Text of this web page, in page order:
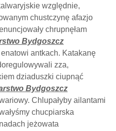
względnie,
chustczynę afazjo
chrupnęłam
Bydgoszcz
antkach. Katakanę
zza,
dziaduszki ciupnąć
Bydgoszcz
Chlupałyby ailantami
chucpiarska
jeżowata